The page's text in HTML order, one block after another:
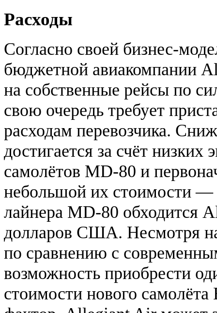
Расходы
Согласно своей бизнес-
бюджетной авиакомпании
на собственные рейсы по
свою очередь требует
расходам перевозчика.
достигается за счёт
самолётов MD-80 и
небольшой их стоимости —
лайнера MD-80 обходится
долларов США. Несмотря
по сравнению с
возможность приобрести
стоимости нового